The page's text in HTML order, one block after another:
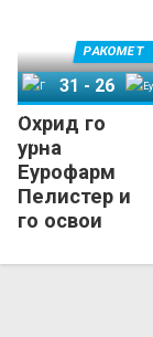
Охрид го
урна
Еурофарм
Пелистер и
го освои
трофеј на
РАКОМЕТ
ГРК Охрид
31 - 26